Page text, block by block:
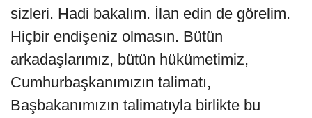
sizleri. Hadi bakalım. İlan edin de görelim.
Hiçbir endişeniz olmasın. Bütün
arkadaşlarımız, bütün hükümetimiz,
Cumhurbaşkanımızın talimatı,
Başbakanımızın talimatıyla birlikte bu